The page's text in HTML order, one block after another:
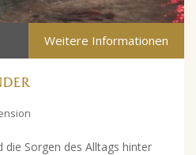
Weitere Informationen
die Sorgen des Alltags hinter